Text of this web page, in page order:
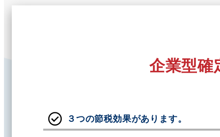
企業型確
３つの節税効果があります。